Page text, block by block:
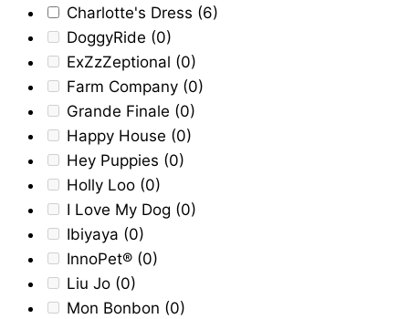
Charlotte's Dress (6)
DoggyRide (0)
ExZzZeptional (0)
Farm Company (0)
Grande Finale (0)
Happy House (0)
Hey Puppies (0)
Holly Loo (0)
I Love My Dog (0)
Ibiyaya (0)
InnoPet® (0)
Liu Jo (0)
Mon Bonbon (0)